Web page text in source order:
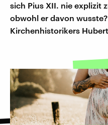
sich Pius XII. nie explizit
obwohl er davon
Kirchenhistorikers